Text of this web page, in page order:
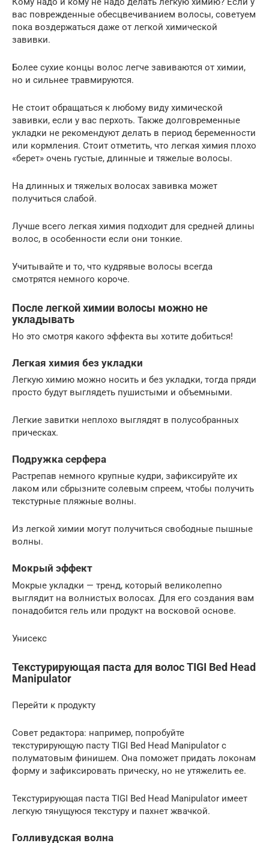
вас поврежденные обесцвечиванием волосы, советуем
пока воздержаться даже от легкой химической
завивки.
Более сухие концы волос легче завиваются от химии,
но и сильнее травмируются.
Не стоит обращаться к любому виду химической
завивки, если у вас перхоть. Также долговременные
укладки не рекомендуют делать в период беременности
или кормления. Стоит отметить, что легкая химия плохо
«берет» очень густые, длинные и тяжелые волосы.
На длинных и тяжелых волосах завивка может
получиться слабой.
Лучше всего легкая химия подходит для средней длины
волос, в особенности если они тонкие.
Учитывайте и то, что кудрявые волосы всегда
смотрятся немного короче.
После легкой химии волосы можно не
укладывать
Но это смотря какого эффекта вы хотите добиться!
Легкая химия без укладки
Легкую химию можно носить и без укладки, тогда пряди
просто будут выглядеть пушистыми и объемными.
Легкие завитки неплохо выглядят в полусобранных
прическах.
Подружка серфера
Растрепав немного крупные кудри, зафиксируйте их
лаком или сбрызните солевым спреем, чтобы получить
текстурные пляжные волны.
Из легкой химии могут получиться свободные пышные
волны.
Мокрый эффект
Мокрые укладки — тренд, который великолепно
выглядит на волнистых волосах. Для его создания вам
понадобится гель или продукт на восковой основе.
Унисекс
Текстурирующая паста для волос TIGI Bed Head
Manipulator
Перейти к продукту
Совет редактора: например, попробуйте
текстурирующую пасту TIGI Bed Head Manipulator с
полуматовым финишем. Она поможет придать локонам
форму и зафиксировать прическу, но не утяжелить ее.
Текстурирующая паста TIGI Bed Head Manipulator имеет
легкую тянущуюся текстуру и пахнет жвачкой.
Голливудская волна